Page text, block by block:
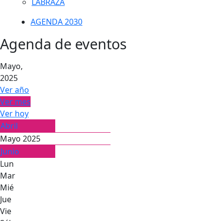
AGENDA 2030
Agenda de eventos
Mayo,
2025
Ver año
Ver mes
Ver hoy
Abril
Mayo 2025
Junio
Lun
Mar
Mié
Jue
Vie